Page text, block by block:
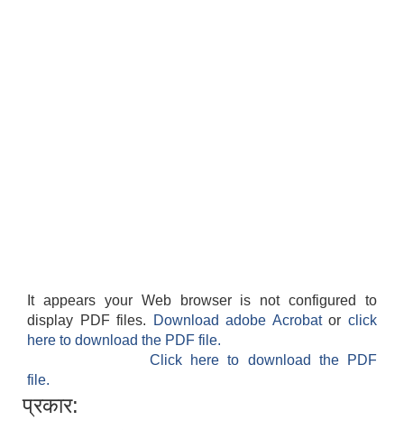
It appears your Web browser is not configured to
display PDF files.
Download adobe Acrobatorclick
here to download the PDF file.
Click here to download the PDF
file.
प्रकार: